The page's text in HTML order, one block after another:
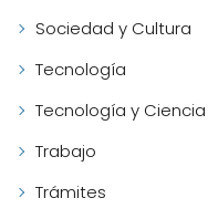
Sociedad y Cultura
Tecnología
Tecnología y Ciencia
Trabajo
Trámites